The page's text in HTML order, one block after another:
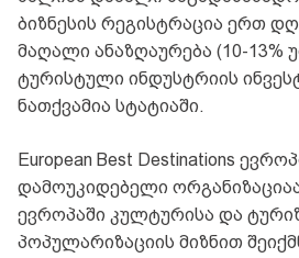
ბიზნესის რეგისტრაცია ერთ
მაღალი ანაზღაურება (10-13%
ტურისტული ინდუსტრიის
ნათქვამია სტატიაში.
European Best Destinations
დამოუკიდებელი
ევროპაში კულტურისა და
პოპულარიზაციის მიზნით